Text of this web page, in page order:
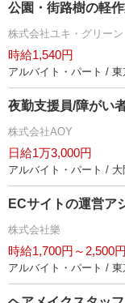
公園・街路樹の軽
株式会社ユキ・グリーン
時給1,540円
アルバイト・パート / 東
夜勤支援員/障がい
株式会社AOY
日給1万3,000円
アルバイト・パート / 大
ECサイトの運営ア
株式会社樂
時給1,700円～2,500円
アルバイト・パート / 東